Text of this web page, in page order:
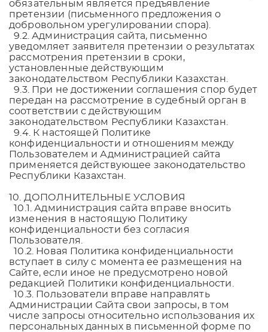
обязательным является предъявление
претензии (письменного предложения о
добровольном урегулировании спора).
9.2. Администрация сайта, письменно
уведомляет заявителя претензии о результатах
рассмотрения претензии в сроки,
установленные действующим
законодательством Республики Казахстан.
9.3. При не достижении соглашения спор будет
передан на рассмотрение в судебный орган в
соответствии с действующим
законодательством Республики Казахстан.
9.4. К настоящей Политике
конфиденциальности и отношениям между
Пользователем и Администрацией сайта
применяется действующее законодательство
Республики Казахстан.
10. ДОПОЛНИТЕЛЬНЫЕ УСЛОВИЯ
10.1. Администрация сайта вправе вносить
изменения в настоящую Политику
конфиденциальности без согласия
Пользователя.
10.2. Новая Политика конфиденциальности
вступает в силу с момента ее размещения на
Сайте, если иное не предусмотрено новой
редакцией Политики конфиденциальности.
10.3. Пользователи вправе направлять
Администрации Сайта свои запросы, в том
числе запросы относительно использования их
персональных данных в письменной форме по